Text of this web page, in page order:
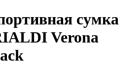
сумка
Verona